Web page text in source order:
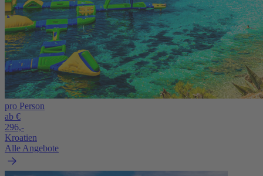
pro Person
ab €
296,-
Kroatien
Alle Angebote